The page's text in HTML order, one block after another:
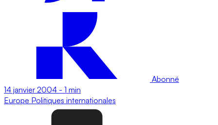
Abonné
14 janvier 2004 - 1 min
Europe Politiques internationales